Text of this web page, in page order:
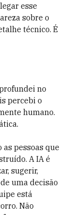
esse
sobre o
técnico. É
no
percebi o
humano.
as pessoas que
A IA é
sugerir,
uma decisão
está
Não